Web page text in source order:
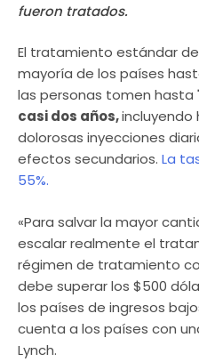
fueron tratados.
El tratamiento estándar de
mayoría de los países
las personas tomen hasta
casi dos años,incluyendo
dolorosas inyecciones
efectos secundarios. La
55%.
«Para salvar la mayor
escalar realmente el
régimen de tratamiento
debe superar los $500
los países de ingresos
cuenta a los países con
Lynch.